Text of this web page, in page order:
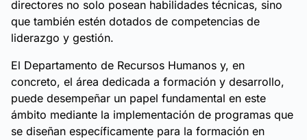
directores no solo posean habilidades técnicas, sino
que también estén dotados de competencias de
liderazgo y gestión.
El Departamento de Recursos Humanos y, en
concreto, el área dedicada a formación y desarrollo,
puede desempeñar un papel fundamental en este
ámbito mediante la implementación de programas que
se diseñan específicamente para la formación en